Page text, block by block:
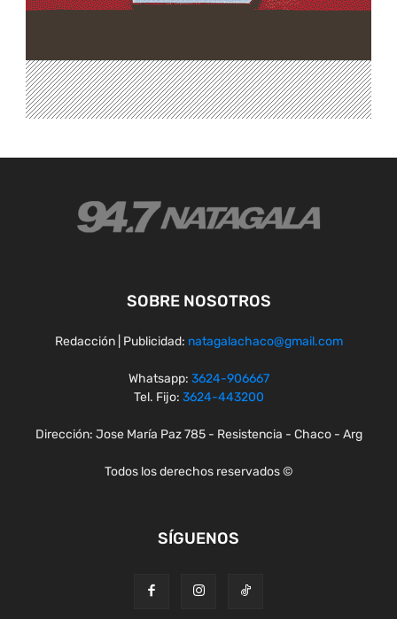
SOBRE NOSOTROS
Redacción | Publicidad: natagalachaco@gmail.com
Whatsapp: 3624-906667
Tel. Fijo: 3624-443200
Dirección: Jose María Paz 785 - Resistencia - Chaco - Arg
Todos los derechos reservados ©
SÍGUENOS